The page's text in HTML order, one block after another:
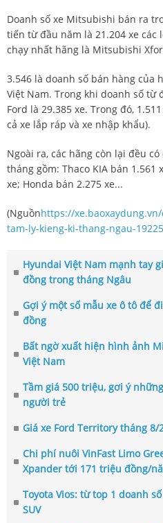
Doanh số xe Mitsubishi bán ra
tiến từ đầu năm là 21.204 xe các
chạy nhất hãng là Mitsubishi
3.546 là doanh số bán hàng của
Việt Nam. Trong khi doanh số từ
Ford là 29.385 xe. Trong đó,
cả xe lắp ráp và xe nhập khẩu).
Ngoài ra, các hãng còn lại đều
tháng gồm: Thaco KIA bán 1.561
xe; Honda bán 2.275 xe...
(Nguồnhttps://
tam-ly-kieng-ki-thang-ngau-
Hyundai Việt Nam mạnh tay
đồng trong tháng Ngâu
Gợi ý một số mẫu xe ô tô để
đồng
Bất ngờ xuất hiện hình ảnh
Việt Nam
Tầm giá 500 triệu, gơi ý
người trẻ
Giá xe Ford Territory tháng
Chi phí nuôi VinFast Limo
Xpander tới 171 triệu đồng/
Toyota Vios: từ top 1 doanh
SUV